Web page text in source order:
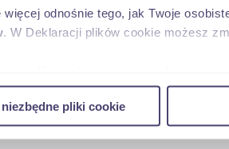
więcej odnośnie tego, jak Twoje
. W Deklaracji plików cookie możesz
Informacje o tym, jak korzystasz
i analitycznym. Partnerzy mogą
korzystania z ich usług.
pliki cookie